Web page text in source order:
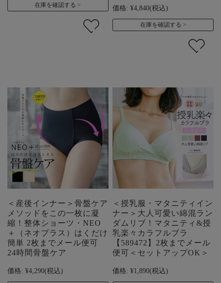
在庫を確認する 価格: ¥4,840(税込)
在庫を確認する
＜産後インナー＞骨盤ケア
メソッドをこの一枚に凝
縮！整体ショーツ・NEO
＋（ネオプラス）はくだけ
簡単 2枚までメール便可
24時間骨盤ケア
価格: ¥4,290(税込)
＜授乳服・マタニティイン
ナー＞大人可愛い綿混ラン
ダムリブ！マタニティ&授
乳楽々カラフルブラ
【589472】2枚までメール
便可＜セットアップOK＞
価格: ¥1,890(税込)